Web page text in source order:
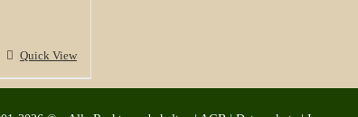
Quick View